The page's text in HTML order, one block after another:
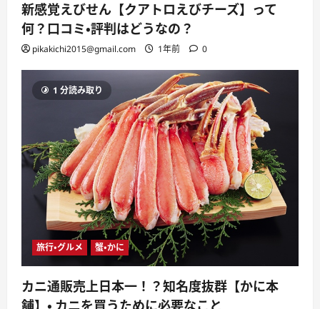
新感覚えびせん【クアトロえびチーズ】って
何？口コミ・評判はどうなの？
pikakichi2015@gmail.com 1年前 0
1 分読み取り
旅行・グルメ 蟹・かに
カニ通販売上日本一！？知名度抜群【かに本
舗】・ カニを買うために必要なこと